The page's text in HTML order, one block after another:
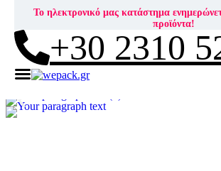
Το ηλεκτρονικό μας κατάστημα
προϊόντα!
+30 2310
Βρείτε το κουτί που σας ταιριάζει!